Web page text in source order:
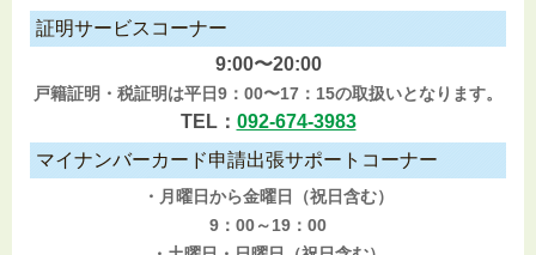
証明サービスコーナー
9:00〜20:00
戸籍証明・税証明は平日9：00〜17：15の取扱いとなります。
TEL： 092-674-3983
マイナンバーカード申請出張サポートコーナー
・月曜日から金曜日（祝日含む）
9：00～19：00